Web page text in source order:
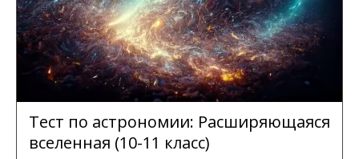
Тест по астрономии: Расширяющаяся
вселенная (10-11 класс)